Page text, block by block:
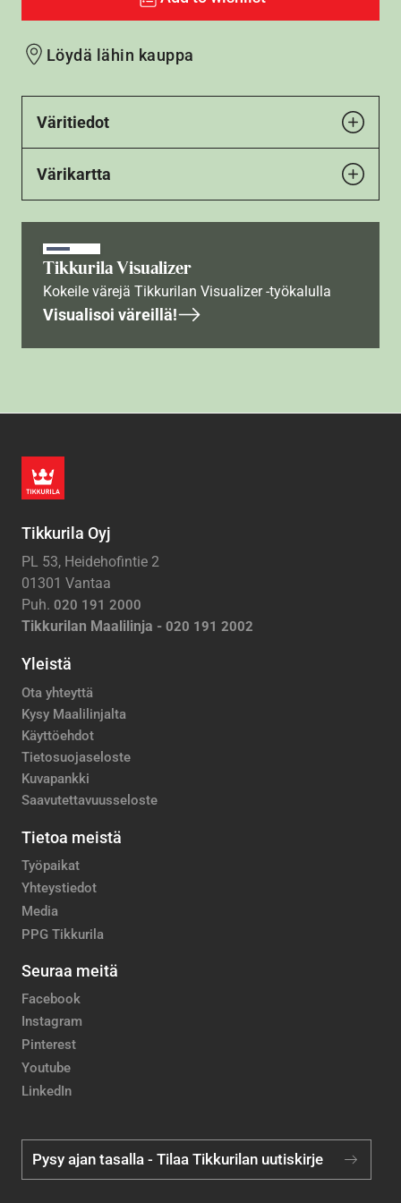
Löydä lähin kauppa
Väritiedot
Värikartta
Tikkurila Visualizer
Kokeile värejä Tikkurilan Visualizer -työkalulla
Visualisoi väreillä!
Tikkurila Oyj
PL 53, Heidehofintie 2
01301 Vantaa
Puh. 020 191 2000
Tikkurilan Maalilinja - 020 191 2002
Yleistä
Ota yhteyttä
Kysy Maalilinjalta
Käyttöehdot
Tietosuojaseloste
Kuvapankki
Saavutettavuusseloste
Tietoa meistä
Työpaikat
Yhteystiedot
Media
PPG Tikkurila
Seuraa meitä
Facebook
Instagram
Pinterest
Youtube
LinkedIn
Pysy ajan tasalla - Tilaa Tikkurilan uutiskirje